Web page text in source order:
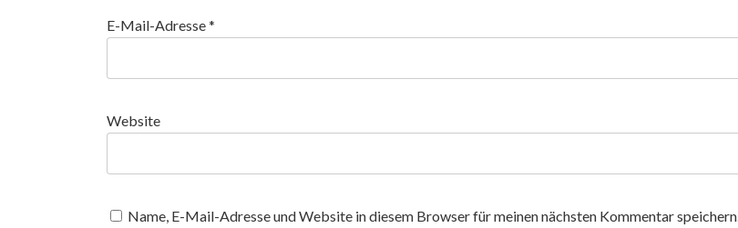
E-Mail-Adresse*
Website
Name, E-Mail-Adresse und Website in diesem Browser für meinen nächsten Kommentar speichern.